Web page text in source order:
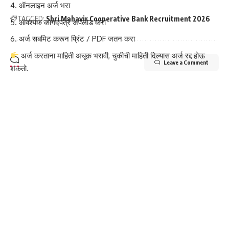
TAGGED:Shri Mahavir Cooperative Bank Recruitment 2026
Leave a Comment
ऑनलाइन अर्ज भरा
आवश्यक कागदपत्रे अपलोड करा
अर्ज सबमिट करून प्रिंट / PDF जतन करा
अर्ज करताना माहिती अचूक भरावी, चुकीची माहिती दिल्यास अर्ज रद्द होऊ
शकतो.